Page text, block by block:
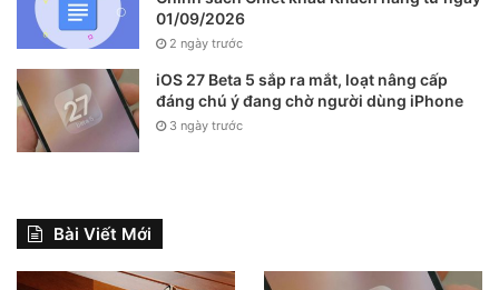
01/09/2026
2 ngày trước
iOS 27 Beta 5 sắp ra mắt, loạt nâng cấp
đáng chú ý đang chờ người dùng iPhone
3 ngày trước
Bài Viết Mới